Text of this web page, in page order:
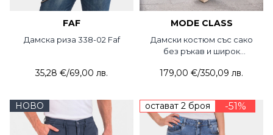
FAF
Дамска риза 338-02 Faf
35,28 €/69,00 лв.
MODE CLASS
Дамски костюм със сако
без ръкав и широк
179,00 €/350,09 лв.
НОВО остават 2 броя -51%